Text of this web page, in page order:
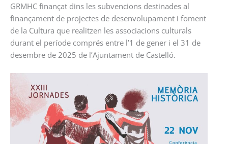
GRMHC finançat dins les subvencions destinades al
finançament de projectes de desenvolupament i foment
de la Cultura que realitzen les associacions culturals
durant el període comprés entre l’1 de gener i el 31 de
desembre de 2025 de l’Ajuntament de Castelló.